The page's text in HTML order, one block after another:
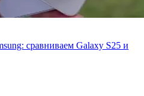
сравниваем Galaxy S25 и